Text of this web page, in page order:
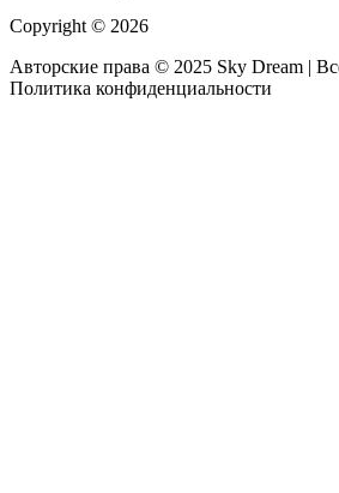
Copyright © 2026
Авторские права © 2025 Sky Dream |
Политика конфиденциальности